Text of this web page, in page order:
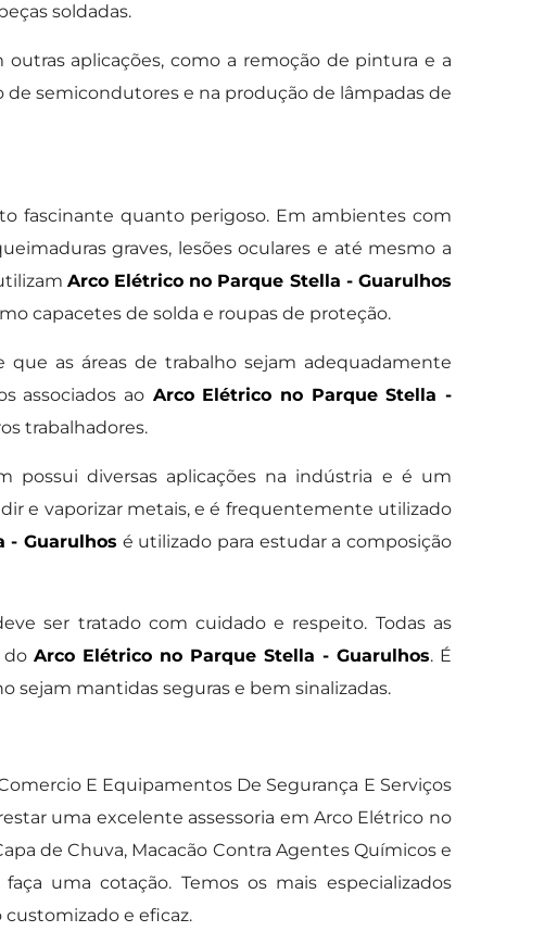
soldadas.
aplicações, como a remoção de pintura e a
semicondutores e na produção de lâmpadas de
fascinante quanto perigoso. Em ambientes com
graves, lesões oculares e até mesmo a
Arco Elétrico no Parque Stella - Guarulhos
capacetes de solda e roupas de proteção.
as áreas de trabalho sejam adequadamente
associados aoArco Elétrico no Parque Stella -
trabalhadores.
possui diversas aplicações na indústria e é um
e vaporizar metais, e é frequentemente utilizado
- Guarulhos é utilizado para estudar a composição
ser tratado com cuidado e respeito. Todas as
do Arco Elétrico no Parque Stella - Guarulhos. É
sejam mantidas seguras e bem sinalizadas.
E Equipamentos De Segurança E Serviços
uma excelente assessoria em Arco Elétrico no
de Chuva, Macacão Contra Agentes Químicos e
uma cotação. Temos os mais especializados
e eficaz.